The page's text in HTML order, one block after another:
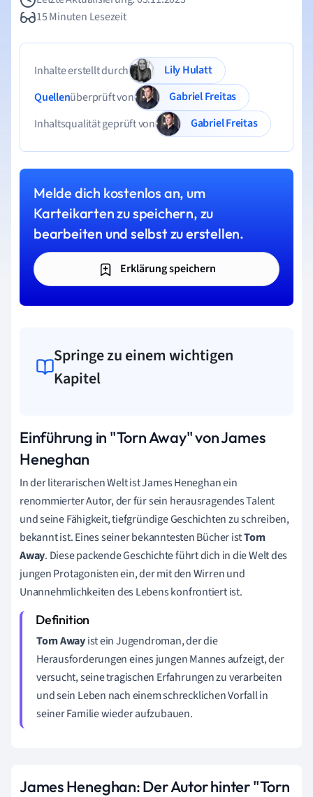
15 Minuten Lesezeit
Inhalte erstellt durch
Lily Hulatt
Quellenüberprüft von
Gabriel Freitas
Inhaltsqualität geprüft von
Gabriel Freitas
Melde dich kostenlos an, um
Karteikarten zu speichern, zu
bearbeiten und selbst zu erstellen.
Erklärung speichern
Springe zu einem wichtigen
Kapitel
Einführung in "Torn Away" von James
Heneghan
In der literarischen Welt ist James Heneghan ein
renommierter Autor, der für sein herausragendes Talent
und seine Fähigkeit, tiefgründige Geschichten zu schreiben,
bekannt ist. Eines seiner bekanntesten Bücher istTorn
Away. Diese packende Geschichte führt dich in die Welt des
jungen Protagonisten ein, der mit den Wirren und
Unannehmlichkeiten des Lebens konfrontiert ist.
Torn Awayist ein Jugendroman, der die
Herausforderungen eines jungen Mannes aufzeigt, der
versucht, seine tragischen Erfahrungen zu verarbeiten
und sein Leben nach einem schrecklichen Vorfall in
seiner Familie wieder aufzubauen.
James Heneghan: Der Autor hinter "Torn